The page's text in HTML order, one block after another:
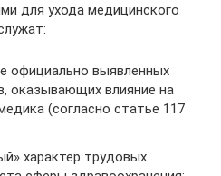
для ухода медицинского
официально выявленных
оказывающих влияние на
(согласно статье 117
характер трудовых